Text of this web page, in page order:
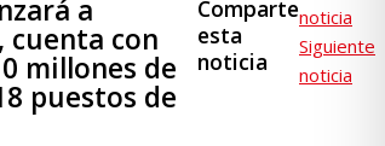
a
cuenta con
millones de
puestos de
Comparte
esta
noticia
noticia
Siguiente
noticia